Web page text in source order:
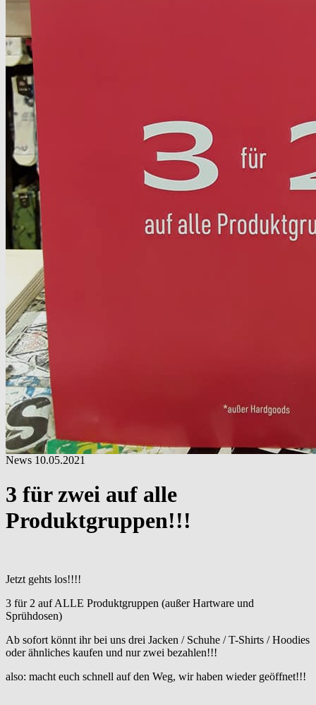
News 10.05.2021
3 für zwei auf alle
Produktgruppen!!!
Jetzt gehts los!!!!
3 für 2 auf ALLE Produktgruppen (außer Hartware und
Sprühdosen)
Ab sofort könnt ihr bei uns drei Jacken / Schuhe / T-Shirts / Hoodies
oder ähnliches kaufen und nur zwei bezahlen!!!
also: macht euch schnell auf den Weg, wir haben wieder geöffnet!!!